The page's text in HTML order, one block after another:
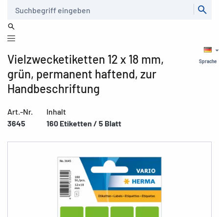
Sprache
Vielzwecketiketten 12 x 18 mm,
grün, permanent haftend, zur
Handbeschriftung
Art.-Nr.
3645
Inhalt
160 Etiketten / 5 Blatt